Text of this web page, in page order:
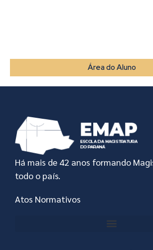
Área do Aluno
Há mais de 42 anos formando
todo o país.
Atos Normativos